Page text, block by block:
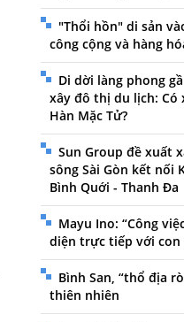
"Thổi hồn" di sản
công cộng và hàng
Di dời làng phong
xây đô thị du lịch: Có
Hàn Mặc Tử?
Sun Group đề xuất
sông Sài Gòn kết nối
Bình Quới - Thanh Đa
Mayu Ino: “Công
diện trực tiếp với con
Bình San, “thổ địa
thiên nhiên